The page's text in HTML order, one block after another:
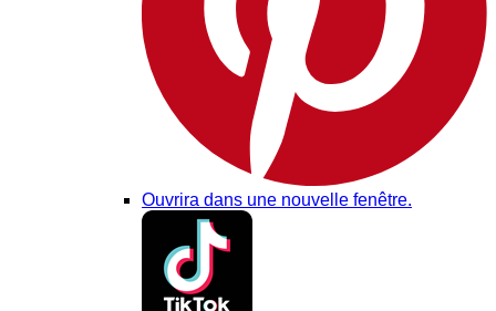
Ouvrira dans une nouvelle fenêtre.